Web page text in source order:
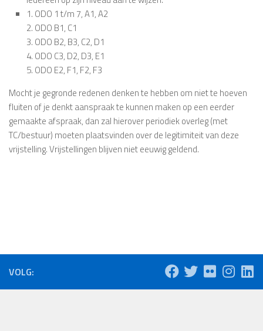
1. ODO 1 t/m 7, A1, A2
2. ODO B1, C1
3. ODO B2, B3, C2, D1
4. ODO C3, D2, D3, E1
5. ODO E2, F1, F2, F3
Mocht je gegronde redenen denken te hebben om niet te hoeven
fluiten of je denkt aanspraak te kunnen maken op een eerder
gemaakte afspraak, dan zal hierover periodiek overleg (met
TC/bestuur) moeten plaatsvinden over de legitimiteit van deze
vrijstelling. Vrijstellingen blijven niet eeuwig geldend.
VOLG: